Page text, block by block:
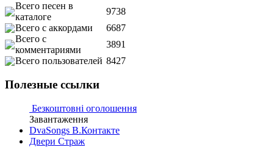
Всего песен в
каталоге
9738
Всего с аккордами
6687
Всего с
комментариями
3891
Всего пользователей 8427
Полезные ссылки
Безкоштовні оголошення
Завантаження
DvaSongs В.Контакте
Двери Страж